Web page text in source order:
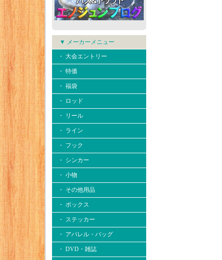
▼ メーカーメニュー
・ 大会エントリー
・ 特価
・ 福袋
・ ロッド
・ リール
・ ライン
・ フック
・ シンカー
・ 小物
・ その他用品
・ ボックス
・ ステッカー
・ アパレル・バッグ
・ DVD・雑誌